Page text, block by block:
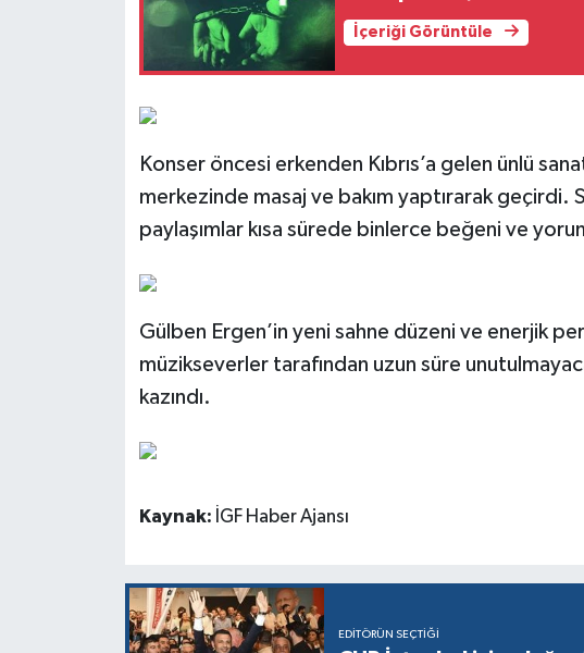
İçeriği Görüntüle
Konser öncesi erkenden Kıbrıs’a gelen ünlü
merkezinde masaj ve bakım yaptırarak geçirdi.
paylaşımlar kısa sürede binlerce beğeni ve
Gülben Ergen’in yeni sahne düzeni ve enerjik
müzikseverler tarafından uzun süre
kazındı.
Kaynak: İGF Haber Ajansı
EDITÖRÜN SEÇTIĞI